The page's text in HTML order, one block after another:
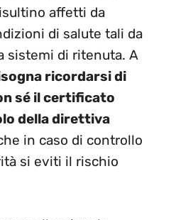
affetti da
di salute tali da
sistemi di ritenuta. A
ricordarsi di
sé il certificato
della direttiva
in caso di controllo
si eviti il rischio